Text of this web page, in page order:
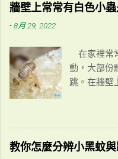
牆壁上常常有白色小蟲
-8月 29, 2022
在家裡常
動，大部份
跳。在牆壁
行為模式…
一下家裡的
滲水的跡象
教你怎麼分辨小黑蚊